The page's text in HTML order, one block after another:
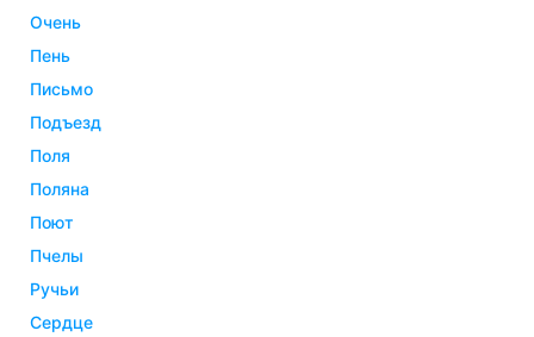
очень
пень
письмо
подъезд
поля
поляна
поют
пчелы
ручьи
сердце